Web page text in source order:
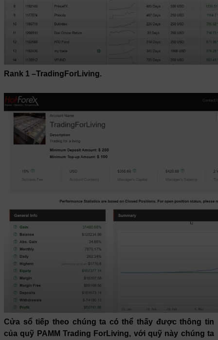
Rank 1 –TradingForLiving.
Cửa sổ tiếp theo chúng ta có thể thấy được thông tin
của quỹ PAMM Trading ForLiving, với quỹ này chúng ta